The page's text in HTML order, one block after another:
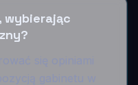
wybierając